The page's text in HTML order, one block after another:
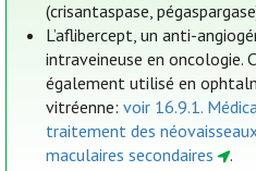
(crisantaspase,
L’aflibercept, un anti-
intraveineuse en oncologie.
également utilisé en
vitréenne:voir 16.9.1.
traitement des
maculaires secondaires
.